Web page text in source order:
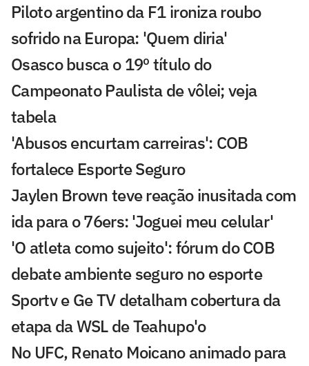
Piloto argentino da F1 ironiza roubo
sofrido na Europa: 'Quem diria'
Osasco busca o 19º título do
Campeonato Paulista de vôlei; veja
tabela
'Abusos encurtam carreiras': COB
fortalece Esporte Seguro
Jaylen Brown teve reação inusitada com
ida para o 76ers: 'Joguei meu celular'
'O atleta como sujeito': fórum do COB
debate ambiente seguro no esporte
Sportv e Ge TV detalham cobertura da
etapa da WSL de Teahupo'o
No UFC, Renato Moicano animado para